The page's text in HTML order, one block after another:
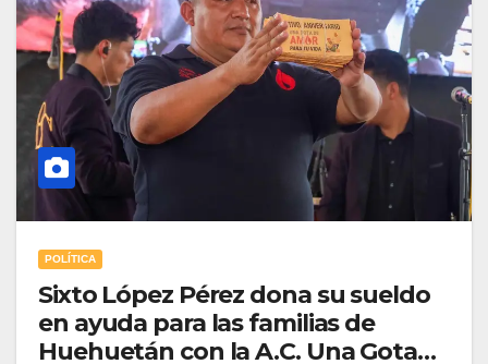
POLÍTICA
Sixto López Pérez dona su sueldo
en ayuda para las familias de
Huehuetán con la A.C. Una Gota